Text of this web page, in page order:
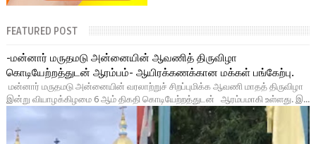
FEATURED POST
-மன்னார் மருதமடு அன்னையின் ஆவணித் திருவிழா
கொடியேற்றத்துடன் ஆரம்பம்- ஆயிரக்கணக்கான மக்கள் பங்கேற்பு.
மன்னார் மருதமடு அன்னையின் வரலாற்றுச் சிறப்புமிக்க ஆவணி மாதத் திருவிழா
இன்று வியாழக்கிழமை 6 ஆம் திகதி கொடியேற்றத்துடன் ஆரம்பமாகி உள்ளது. இ...